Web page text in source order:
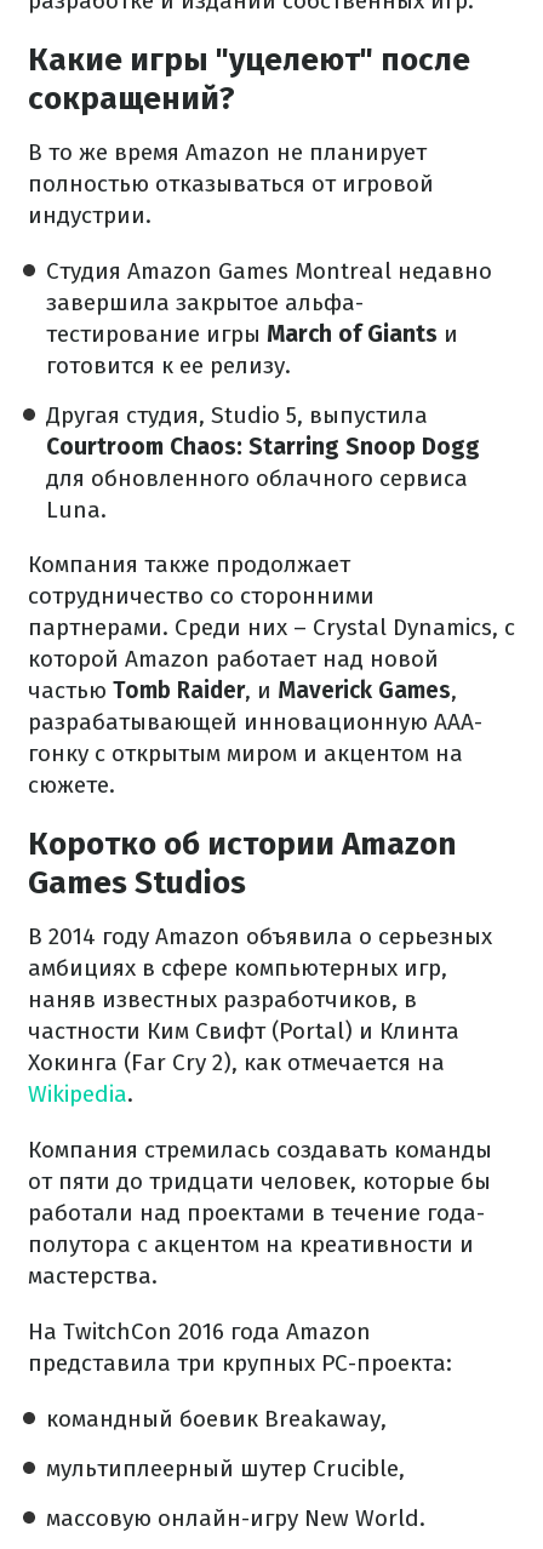
Какие игры "уцелеют" после
сокращений?
В то же время Amazon не планирует
полностью отказываться от игровой
индустрии.
Студия Amazon Games Montreal недавно
завершила закрытое альфа-
тестирование игры March of Giants и
готовится к ее релизу.
Другая студия, Studio 5, выпустила
Courtroom Chaos: Starring Snoop Dogg
для обновленного облачного сервиса
Luna.
Компания также продолжает
сотрудничество со сторонними
партнерами. Среди них – Crystal Dynamics, с
которой Amazon работает над новой
частью Tomb Raider, и Maverick Games,
разрабатывающей инновационную ААА-
гонку с открытым миром и акцентом на
сюжете.
Коротко об истории Amazon
Games Studios
В 2014 году Amazon объявила о серьезных
амбициях в сфере компьютерных игр,
наняв известных разработчиков, в
частности Ким Свифт (Portal) и Клинта
Хокинга (Far Cry 2), как отмечается на
Wikipedia.
Компания стремилась создавать команды
от пяти до тридцати человек, которые бы
работали над проектами в течение года-
полутора с акцентом на креативности и
мастерства.
На TwitchCon 2016 года Amazon
представила три крупных PC-проекта:
командный боевик Breakaway,
мультиплеерный шутер Crucible,
массовую онлайн-игру New World.